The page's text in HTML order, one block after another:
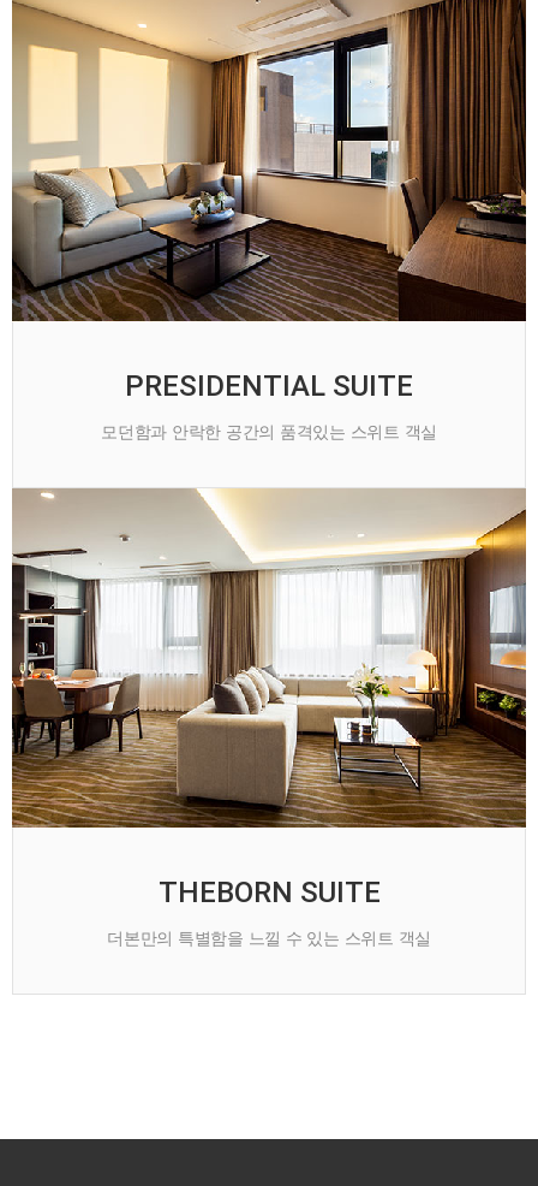
PRESIDENTIAL SUITE
모던함과 안락한 공간의 품격있는 스위트 객실
THEBORN SUITE
더본만의 특별함을 느낄 수 있는 스위트 객실